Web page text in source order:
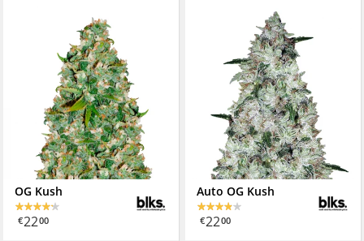
OG Kush
€2200
Auto OG Kush
€2200